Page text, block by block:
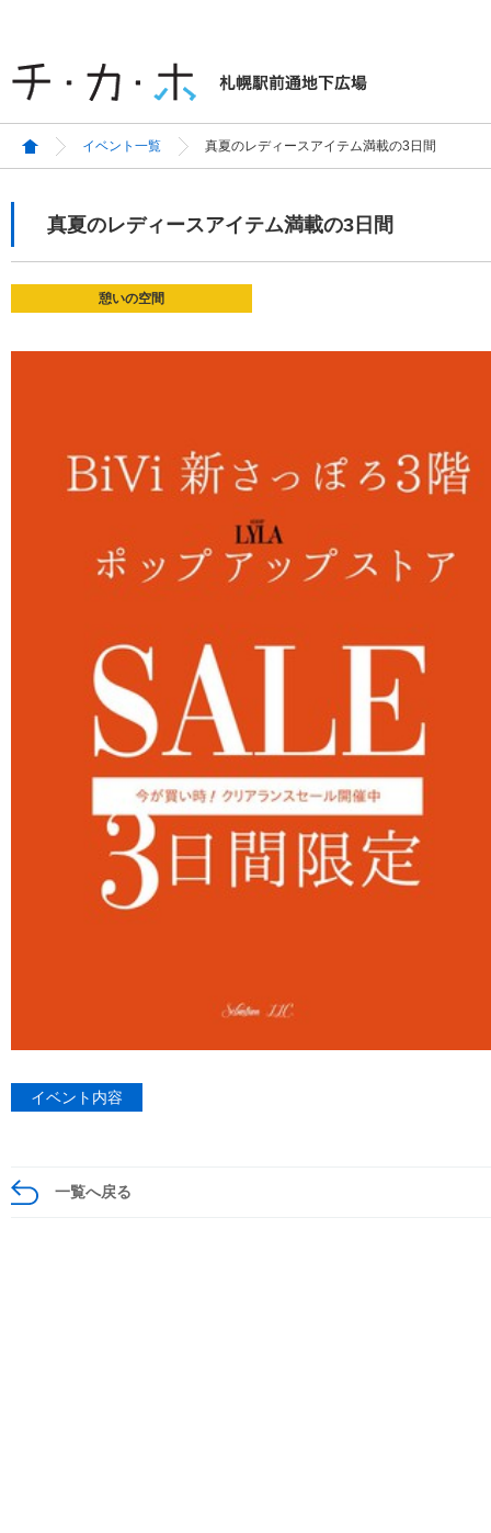
イベント一覧 真夏のレディースアイテム満載の3日間
真夏のレディースアイテム満載の3日間
憩いの空間
イベント内容
一覧へ戻る